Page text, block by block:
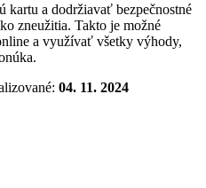
a dodržiavať bezpečnostné
zneužitia. Takto je možné
a využívať všetky výhody,
04. 11. 2024